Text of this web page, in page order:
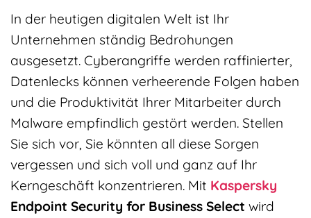
In der heutigen digitalen Welt ist Ihr
Unternehmen ständig Bedrohungen
ausgesetzt. Cyberangriffe werden raffinierter,
Datenlecks können verheerende Folgen haben
und die Produktivität Ihrer Mitarbeiter durch
Malware empfindlich gestört werden. Stellen
Sie sich vor, Sie könnten all diese Sorgen
vergessen und sich voll und ganz auf Ihr
Kerngeschäft konzentrieren. Mit Kaspersky
Endpoint Security for Business Select wird